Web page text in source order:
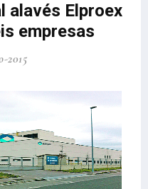
alavés Elproex
empresas
2015